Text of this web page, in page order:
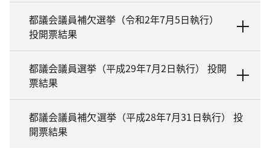
都議会議員補欠選挙（令和2年7月5日執行）
投開票結果
都議会議員選挙（平成29年7月2日執行） 投開
票結果
都議会議員補欠選挙（平成28年7月31日執行） 投
開票結果